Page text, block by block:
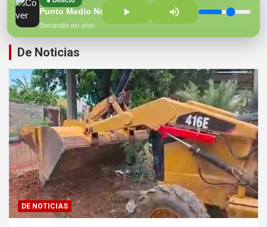
Sonando en vivo
Hospital Regional
De Noticias
DE NOTICIAS